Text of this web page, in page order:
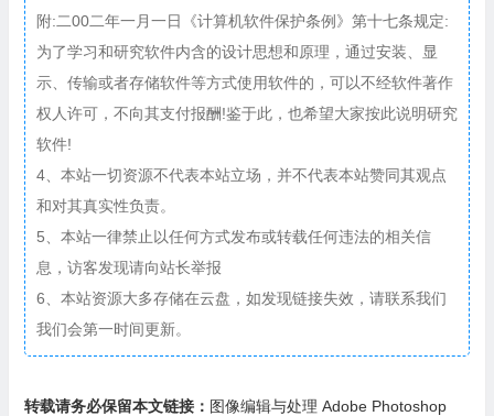
附:二00二年一月一日《计算机软件保护条例》第十七条规定:
为了学习和研究软件内含的设计思想和原理，通过安装、显
示、传输或者存储软件等方式使用软件的，可以不经软件著作
权人许可，不向其支付报酬!鉴于此，也希望大家按此说明研究
软件!
4、本站一切资源不代表本站立场，并不代表本站赞同其观点
和对其真实性负责。
5、本站一律禁止以任何方式发布或转载任何违法的相关信
息，访客发现请向站长举报
6、本站资源大多存储在云盘，如发现链接失效，请联系我们
我们会第一时间更新。
转载请务必保留本文链接： 图像编辑与处理 Adobe Photoshop